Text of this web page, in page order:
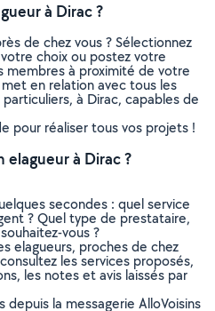
à Dirac ?
de chez vous ? Sélectionnez
choix ou postez votre
membres à proximité de votre
en relation avec tous les
à Dirac, capables de
pour réaliser tous vos projets !
à Dirac ?
secondes : quel service
? Quel type de prestataire,
vous ?
elagueurs, proches de chez
les services proposés,
les notes et avis laissés par
la messagerie AlloVoisins